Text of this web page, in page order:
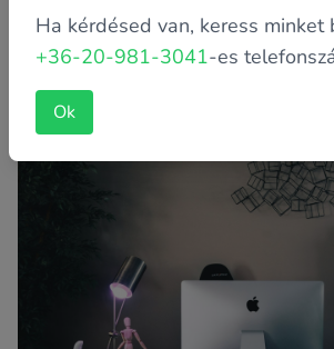
Monitor és pc
A jó számítógép mellé, egy jó monitor is
számítógép és mon...
Ha kérdésed van, keress minket
+36-20-981-3041-es
Ok